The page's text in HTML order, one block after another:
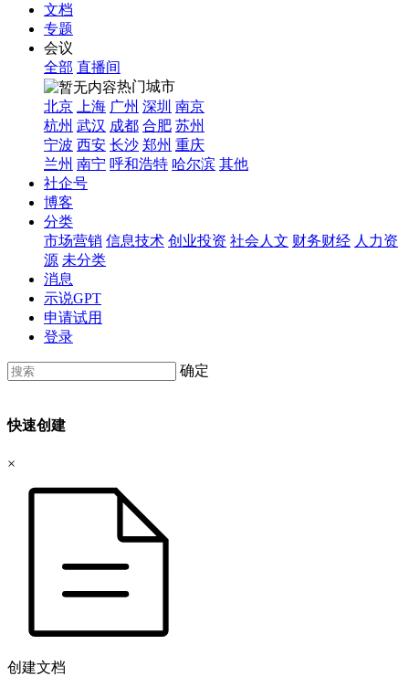
文档
专题
会议
全部 直播间
热门城市
北京
上海 广州 深圳 南京
杭州 武汉 成都 合肥 苏州
宁波 西安 长沙 郑州 重庆
兰州 南宁 呼和浩特 哈尔滨 其他
社企号
博客
分类
市场营销 信息技术 创业投资 社会人文 财务财经 人力资
源 未分类
消息
示说GPT
申请试用
登录
确定
快速创建
×
创建文档